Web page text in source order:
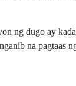
ng dugo ay
na pagtaas